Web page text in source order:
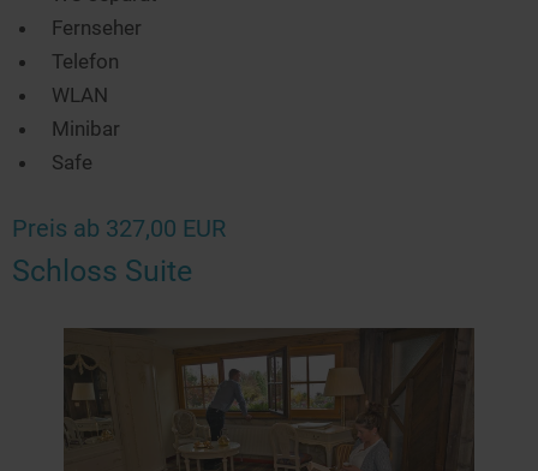
Fernseher
Telefon
WLAN
Minibar
Safe
Preis ab 327,00 EUR
Schloss Suite